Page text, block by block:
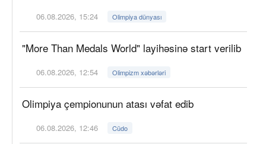
06.08.2026, 15:24 Olimpiya dünyası
"More Than Medals World" layihəsinə start verilib
06.08.2026, 12:54 Olimpizm xəbərləri
Olimpiya çempionunun atası vəfat edib
06.08.2026, 12:46 Cüdo